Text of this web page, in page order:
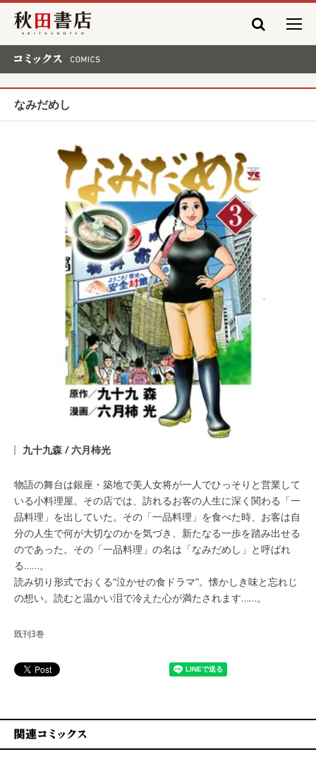
秋田書店
なみだめし
九十九森 / 六月柿光
物語の舞台は銀座・築地で美人女将が一人でひっそりと営業して
いる小料理屋。その店では、訪れるお客の人生に深く関わる「一
品料理」を出していた。その「一品料理」を食べた時、お客は自
分の人生で何が大切なのかを気づき、新たなる一歩を踏み出せる
のであった。その「一品料理」の名は「なみだめし」と呼ばれ
る……。
読み切り形式でおくる“泣かせの食ドラマ”。懐かしき味と忘れじ
の想い。読むと温かい泪で冷えた心が満たされます……。
既刊3巻